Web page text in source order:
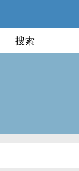
搜索